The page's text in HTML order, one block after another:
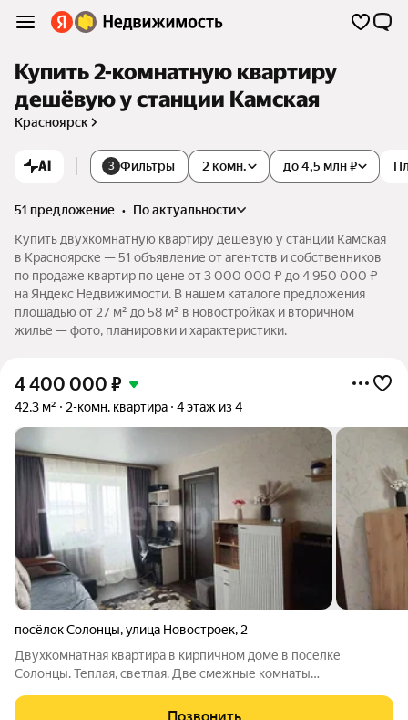
Купить 2-комнатную квартиру
дешёвую у станции Камская
Красноярск
AI 3 Фильтры 2 комн. до 4,5 млн ₽
51 предложение •
по актуальности
Купить двухкомнатную квартиру дешёвую у станции Камская
в Красноярске — 51 объявление от агентств и собственников
по продаже квартир по цене от 3 000 000 ₽ до 4 950 000 ₽
на Яндекс Недвижимости. В нашем каталоге предложения
площадью от 27 м² до 58 м² в новостройках и вторичном
жилье — фото, планировки и характеристики.
4 400 000 ₽
42,3 м² 2-комн. квартира 4 этаж из 4
посёлок Солонцы,улица Новостроек, 2
Двухкомнатная квартира в кирпичном доме в поселке
Солонцы. Теплая, светлая. Две смежные комнаты
санузел совмещенный. Установлена входная дверь